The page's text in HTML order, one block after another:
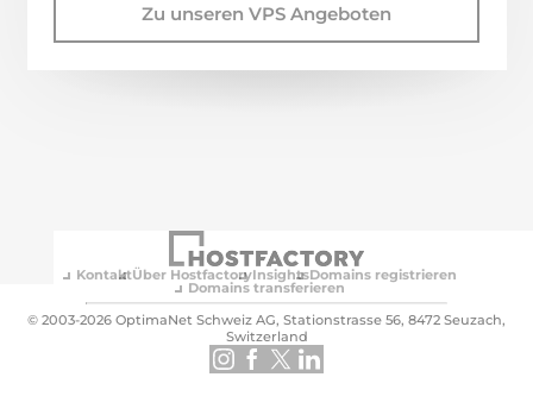
Zu unseren VPS Angeboten
KontaktÜber HostfactoryInsightsDomains registrieren
Domains transferieren
© 2003-2026 OptimaNet Schweiz AG, Stationstrasse 56, 8472 Seuzach,
Switzerland